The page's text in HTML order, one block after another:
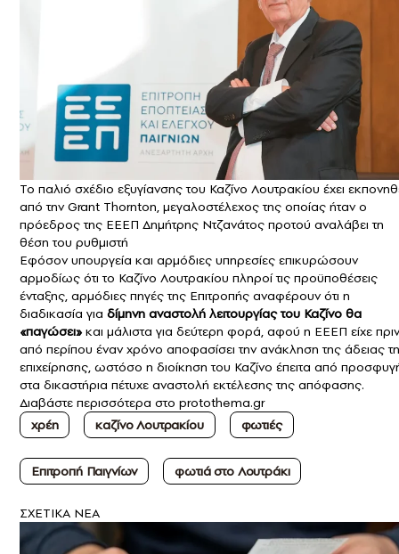
Το παλιό σχέδιο εξυγίανσης του Καζίνο Λουτρακίου έχει
από την Grant Thornton, μεγαλοστέλεχος της οποίας ήταν ο
πρόεδρος της ΕΕΕΠ Δημήτρης Ντζανάτος προτού αναλάβει τη
θέση του ρυθμιστή
Εφόσον υπουργεία και αρμόδιες υπηρεσίες επικυρώσουν
αρμοδίως ότι το Καζίνο Λουτρακίου πληροί τις προϋποθέσεις
ένταξης, αρμόδιες πηγές της Επιτροπής αναφέρουν ότι η
διαδικασία για δίμηνη αναστολή λειτουργίας του Καζίνο θα
«παγώσει» και μάλιστα για δεύτερη φορά, αφού η ΕΕΕΠ είχε πριν
από περίπου έναν χρόνο αποφασίσει την ανάκληση της άδειας
επιχείρησης, ωστόσο η διοίκηση του Καζίνο έπειτα από
στα δικαστήρια πέτυχε αναστολή εκτέλεσης της απόφασης.
Διαβάστε περισσότερα στο protothema.gr
χρέη
καζίνο Λουτρακίου φωτιές
Επιτροπή Παιγνίων φωτιά στο Λουτράκι
ΣXETIKA NEA